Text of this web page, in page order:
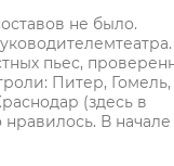
не было.
пьес,
Питер, Гомель,
(здесь в
В начале